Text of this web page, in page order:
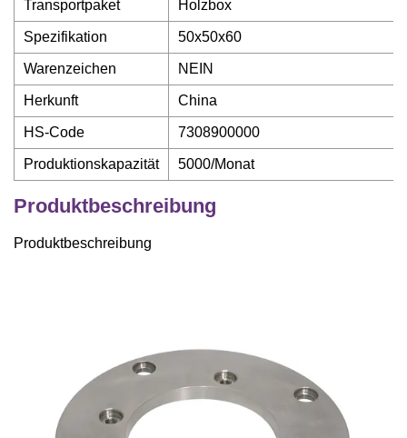
Transportpaket Holzbox
Spezifikation 50x50x60
Warenzeichen NEIN
Herkunft China
HS-Code 7308900000
Produktionskapazität 5000/Monat
Produktbeschreibung
Produktbeschreibung